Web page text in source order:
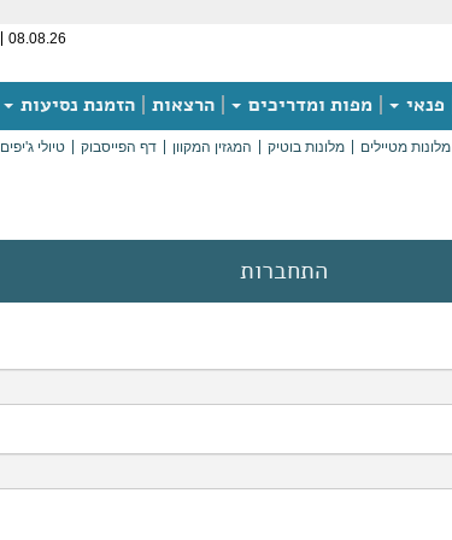
08.08.26
פנאי מפות ומדריכים הרצאות הזמנת נסיעות
מלונות מטיילים מלונות בוטיק המגזין המקוון דף הפייסבוק טיולי ג'יפים
התחברות